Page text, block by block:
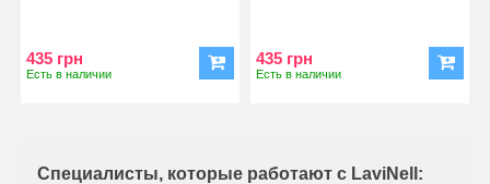
435 грн
Есть в наличии
435 грн
Есть в наличии
Специалисты, которые работают с LaviNell: